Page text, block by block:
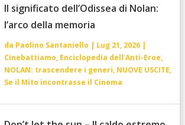
Il significato dell’Odissea di Nolan:
l’arco della memoria
da Paolino Santaniello | Lug 21, 2026|
Cinebattiamo, Enciclopedia dell'Anti-Eroe,
NOLAN: trascendere i generi, NUOVE USCITE,
Se il Mito incontrasse il Cinema